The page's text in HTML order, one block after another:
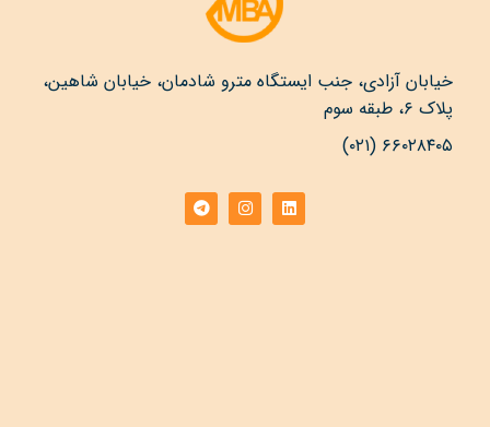
خیابان آزادی، جنب ایستگاه مترو شادمان، خیابان شاهین،
پلاک ۶، طبقه سوم
۶۶۰۲۸۴۰۵ (۰۲۱)